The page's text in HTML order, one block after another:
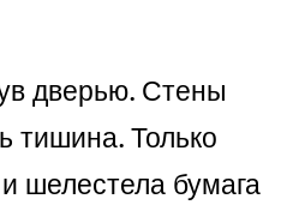
дверью. Стены
тишина. Только
шелестела бумага